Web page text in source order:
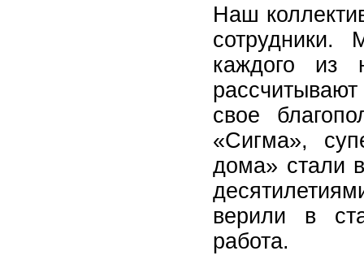
Наш
каждого из
свое
«Сигма»,
дома» стали
верили в
работа.